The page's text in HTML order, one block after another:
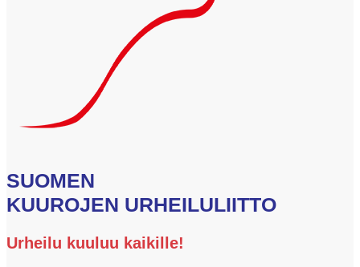
SUOMEN
KUUROJEN URHEILULIITTO
Urheilu kuuluu kaikille!